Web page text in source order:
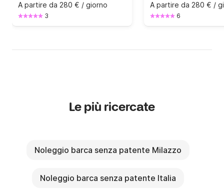
A partire da 280 € / giorno
3
A partire da 280 € /
6
Le più ricercate
Noleggio barca senza patente Milazzo
Noleggio barca senza patente Italia